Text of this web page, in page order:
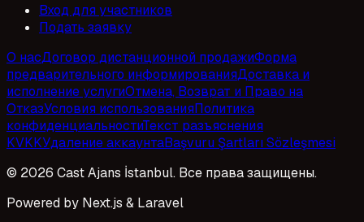
Вход для участников
Подать заявку
О насДоговор дистанционной продажиФорма
предварительного информированияДоставка и
исполнение услугиОтмена, Возврат и Право на
ОтказУсловия использованияПолитика
конфиденциальностиТекст разъяснения
KVKKУдаление аккаунтаBaşvuru Şartları Sözleşmesi
© 2026 Cast Ajans İstanbul. Все права защищены.
Powered by Next.js & Laravel